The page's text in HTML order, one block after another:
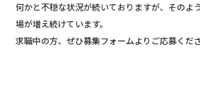
何かと不穏な状況が続いておりますが、そのよ
場が増え続けています。
求職中の方、ぜひ募集フォームよりご応募くださ